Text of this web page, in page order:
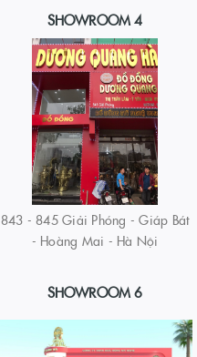
SHOWROOM 4
843 - 845 Giải Phóng - Giáp Bát
- Hoàng Mai - Hà Nội
SHOWROOM 6